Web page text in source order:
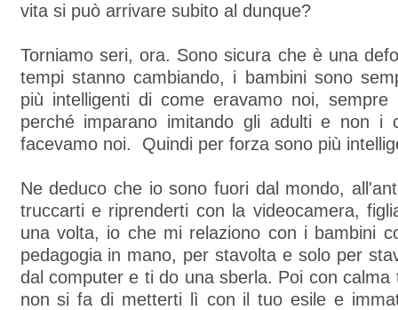
vita si può arrivare subito al dunque?
Torniamo seri, ora. Sono sicura che è una
tempi stanno cambiando, i bambini sono
più intelligenti di come eravamo noi, sempre
perché imparano imitando gli adulti e non i
facevamo noi. Quindi per forza sono più
Ne deduco che io sono fuori dal mondo,
truccarti e riprenderti con la videocamera,
una volta, io che mi relaziono con i bambini
pedagogia in mano, per stavolta e solo per
dal computer e ti do una sberla. Poi con calma
non si fa di metterti lì con il tuo esile e